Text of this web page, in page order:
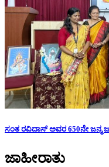
ಸಂತ ರವಿದಾಸ್ ಅವರ 650ನೇ
ಜಾಹೀರಾತು